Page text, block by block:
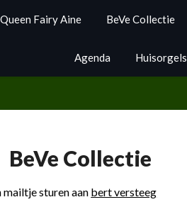
Queen Fairy Aine BeVe Collectie
Agenda Huisorgels
BeVe Collectie
sturen aan bert versteeg